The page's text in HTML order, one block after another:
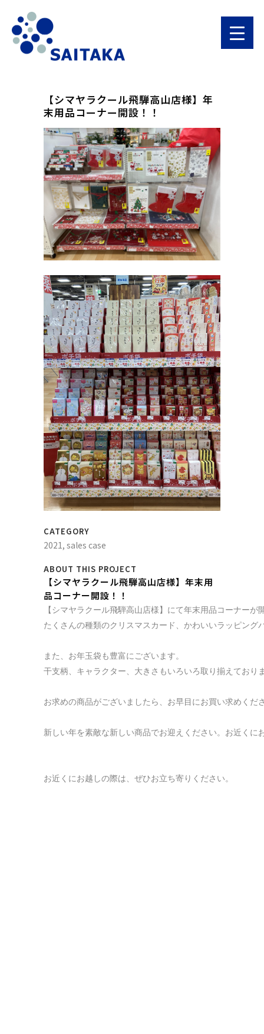
【シマヤラクール飛騨高山店様】年
末用品コーナー開設！！
CATEGORY
2021, sales case
ABOUT THIS PROJECT
【シマヤラクール飛騨高山店様】年末用
品コーナー開設！！
【シマヤラクール飛騨高山店様】にて年末用品コーナーが
たくさんの種類のクリスマスカード、かわいいラッピング
また、お年玉袋も豊富にございます。
干支柄、キャラクター、大きさもいろいろ取り揃えており
お求めの商品がございましたら、お早目にお買い求めくだ
新しい年を素敵な新しい商品でお迎えください。お近くに
お近くにお越しの際は、ぜひお立ち寄りください。